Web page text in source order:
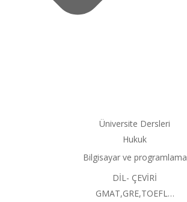
Üniversite Dersleri
Hukuk
Bilgisayar ve programlama
DİL- ÇEVİRİ
GMAT,GRE,TOEFL…